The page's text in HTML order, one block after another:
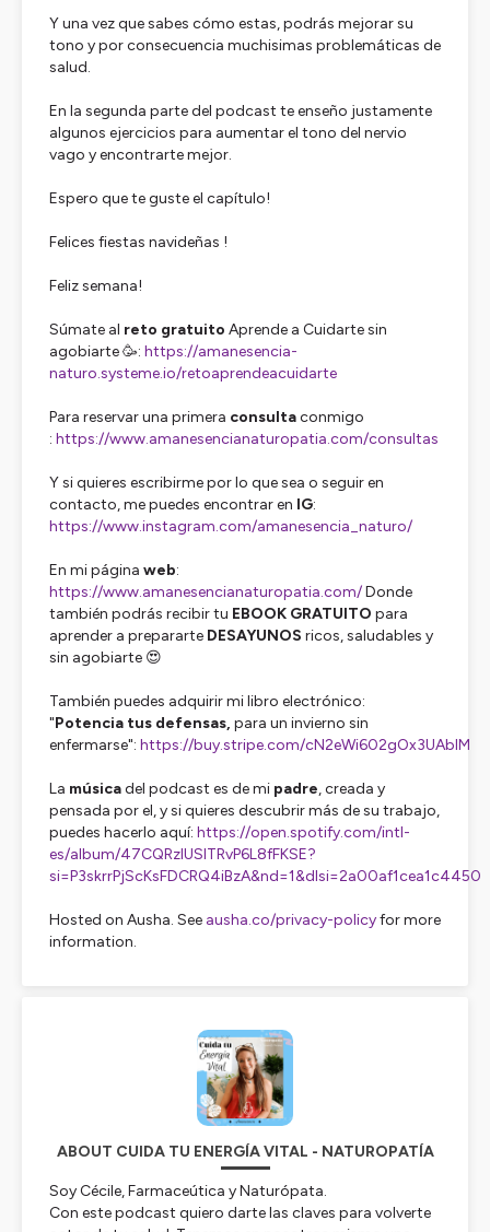
Y una vez que sabes cómo estas, podrás mejorar su
tono y por consecuencia muchisimas problemáticas de
salud.
En la segunda parte del podcast te enseño justamente
algunos ejercicios para aumentar el tono del nervio
vago y encontrarte mejor.
Espero que te guste el capítulo!
Felices fiestas navideñas !
Feliz semana!
Súmate al reto gratuito Aprende a Cuidarte sin
agobiarte 🥳: https://amanesencia-
naturo.systeme.io/retoaprendeacuidarte
Para reservar una primera consultaconmigo
: https://www.amanesencianaturopatia.com/consultas
Y si quieres escribirme por lo que sea o seguir en
contacto, me puedes encontrar en IG:
https://www.instagram.com/amanesencia_naturo/
En mi página web:
https://www.amanesencianaturopatia.com/Donde
también podrás recibir tu EBOOK GRATUITO para
aprender a prepararte DESAYUNOS ricos, saludables y
sin agobiarte 😍
También puedes adquirir mi libro electrónico:
"Potencia tus defensas, para un invierno sin
enfermarse": https://buy.stripe.com/cN2eWi602gOx3UAbIM
La músicadel podcast es de mi padre, creada y
pensada por el, y si quieres descubrir más de su trabajo,
puedes hacerlo aquí: https://open.spotify.com/intl-
es/album/47CQRzlUSlTRvP6L8fFKSE?
si=P3skrrPjScKsFDCRQ4iBzA&nd=1&dlsi=2a00af1cea1c4450
Hosted on Ausha. See ausha.co/privacy-policyfor more
information.
ABOUT CUIDA TU ENERGÍA VITAL - NATUROPATÍA
Soy Cécile, Farmaceútica y Naturópata.
Con este podcast quiero darte las claves para volverte